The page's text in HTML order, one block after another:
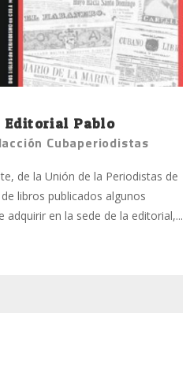
Editorial Pablo
Cubaperiodistas
de la Unión de la Periodistas de
libros publicados algunos
en la sede de la editorial,...